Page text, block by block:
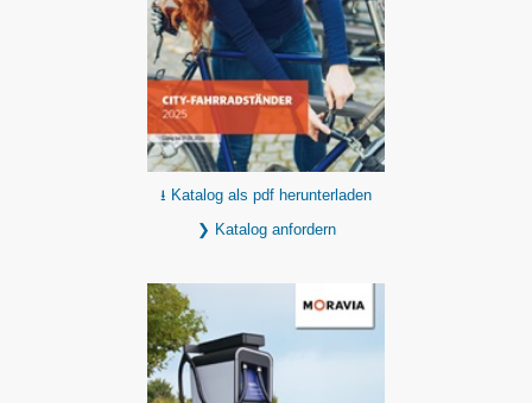
⭳ Katalog als pdf herunterladen
❯ Katalog anfordern